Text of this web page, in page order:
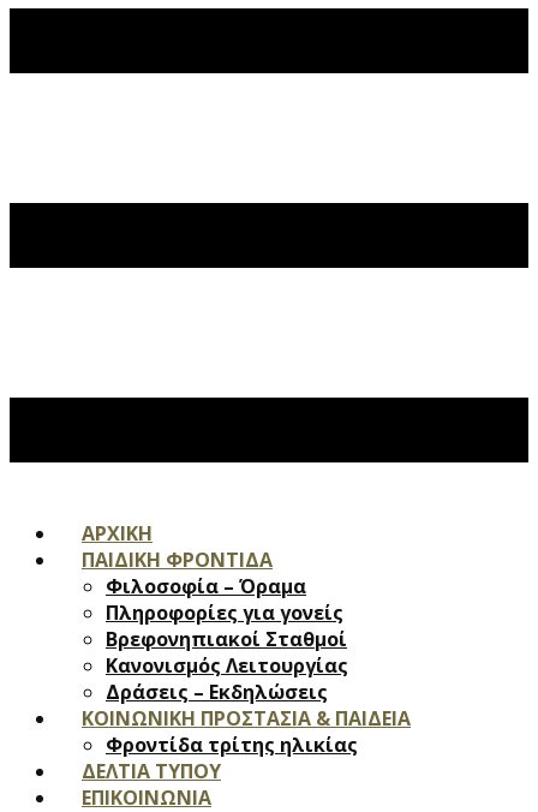
ΑΡΧΙΚΗ
ΠΑΙΔΙΚΗ ΦΡΟΝΤΙΔΑ
Φιλοσοφία – Όραμα
Πληροφορίες για γονείς
Βρεφονηπιακοί Σταθμοί
Κανονισμός Λειτουργίας
Δράσεις – Εκδηλώσεις
ΚΟΙΝΩΝΙΚΗ ΠΡΟΣΤΑΣΙΑ & ΠΑΙΔΕΙΑ
Φροντίδα τρίτης ηλικίας
ΔΕΛΤΙΑ ΤΥΠΟΥ
ΕΠΙΚΟΙΝΩΝΙΑ